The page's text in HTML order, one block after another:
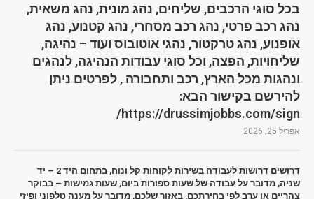
בכל סוגי הרכבים, שליחים, נהג מונית, נהג משאית,
נהג רכב פרטי, נהג רכב מסחרי, נהג קטנוע, נהג
אופנוע, נהג טרקטור, נהגי אוטובוס ועוד – נהיגה,
שליחויות, הפצה, וכל סוגי עבודות הנהיגה, לנהגים
ונהגות מכל הארץ, רכב ותחבורה , לפרטים ניתן
להירשם בקישור הבא:
https://drussimjobbs.com/sign/
אפריל 25, 2026
דרושים דרושות לעבודה בשירות לקוחות קל ונוח, בתחום היד 2 – יד
שניה, מדובר על עבודה של שעות ספורות ביום, שעות גמישות – בבוקר
צהריים או ערב לפי בחירתכם, באזור שלכם, מדובר על מענה טלפוני ופיזי